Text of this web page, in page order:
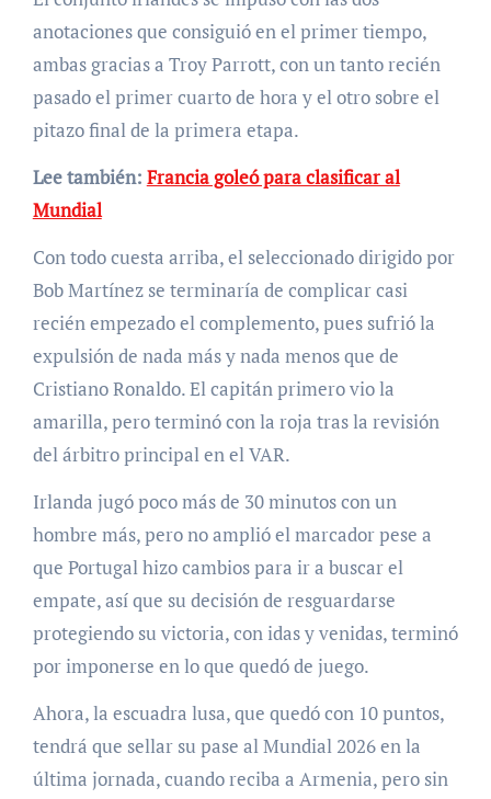
anotaciones que consiguió en el primer tiempo,
ambas gracias a Troy Parrott, con un tanto recién
pasado el primer cuarto de hora y el otro sobre el
pitazo final de la primera etapa.
Lee también: Francia goleó para clasificar al
Mundial
Con todo cuesta arriba, el seleccionado dirigido por
Bob Martínez se terminaría de complicar casi
recién empezado el complemento, pues sufrió la
expulsión de nada más y nada menos que de
Cristiano Ronaldo. El capitán primero vio la
amarilla, pero terminó con la roja tras la revisión
del árbitro principal en el VAR.
Irlanda jugó poco más de 30 minutos con un
hombre más, pero no amplió el marcador pese a
que Portugal hizo cambios para ir a buscar el
empate, así que su decisión de resguardarse
protegiendo su victoria, con idas y venidas, terminó
por imponerse en lo que quedó de juego.
Ahora, la escuadra lusa, que quedó con 10 puntos,
tendrá que sellar su pase al Mundial 2026 en la
última jornada, cuando reciba a Armenia, pero sin